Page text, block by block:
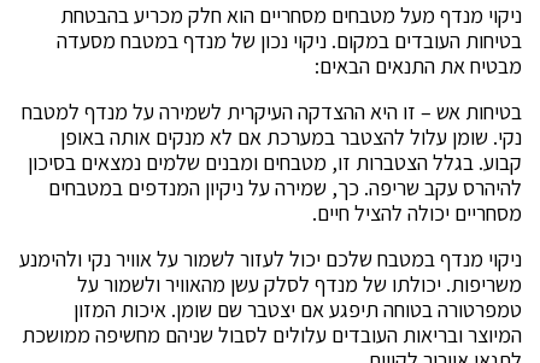
ניקוי מנדף מעל מטבחים מסחריים הוא חלק מכריע בהבטחת
בטיחות העובדים במקום. ניקוי נכון של מנדף במטבח מסעדה
מבטיח את התנאים הבאים:
בטיחות אש – זו היא ההצדקה העיקרית לשמירה על מנדף למטבח
נקי. שומן עלול להצטבר במערכת אם לא מנקים אותה באופן
קבוע. בגלל הצטברות זו, מטבחים ומבנים שלמים נמצאים בסיכון
להיהרס עקב שריפה. כך, שמירה על ניקיון המנדפים במטבחים
מסחריים יכולה להציל חיים.
ניקוי מנדף במטבח שלכם יכול לעזור לשמור על אוויר נקי ולהימנע
משריפות. יכולתו של מנדף לסלק עשן מהאוויר ולשמור על
טמפרטורה בטוחה תיפגע אם יצטבר שם שומן. איכות המזון
המיוצר ובריאות העובדים עלולים לסבול שניהם מחשיפה ממושכת